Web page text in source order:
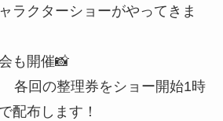
ラクターショーがやってきま
も開催📸
各回の整理券をショー開始1時
配布します！